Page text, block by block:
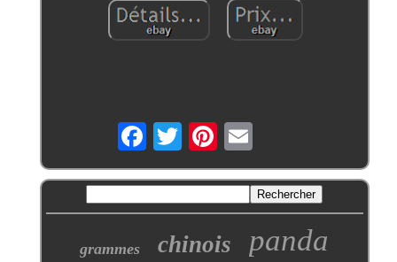
grammes chinois panda